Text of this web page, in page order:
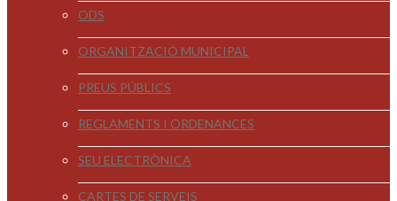
ODS
ORGANITZACIÓ MUNICIPAL
PREUS PÚBLICS
REGLAMENTS I ORDENANCES
SEU ELECTRÒNICA
CARTES DE SERVEIS